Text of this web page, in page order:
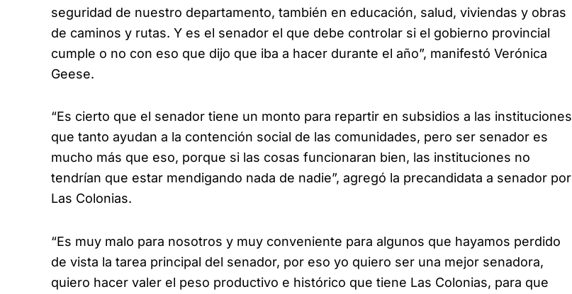
seguridad de nuestro departamento, también en educación, salud, viviendas y obras
de caminos y rutas. Y es el senador el que debe controlar si el gobierno provincial
cumple o no con eso que dijo que iba a hacer durante el año”, manifestó Verónica
Geese.
“Es cierto que el senador tiene un monto para repartir en subsidios a las instituciones
que tanto ayudan a la contención social de las comunidades, pero ser senador es
mucho más que eso, porque si las cosas funcionaran bien, las instituciones no
tendrían que estar mendigando nada de nadie”, agregó la precandidata a senador por
Las Colonias.
“Es muy malo para nosotros y muy conveniente para algunos que hayamos perdido
de vista la tarea principal del senador, por eso yo quiero ser una mejor senadora,
quiero hacer valer el peso productivo e histórico que tiene Las Colonias, para que